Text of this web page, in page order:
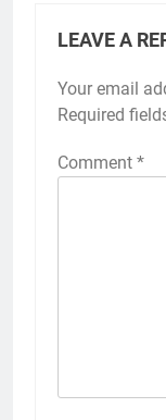
LEAVE A
Your email
Required
Comment *